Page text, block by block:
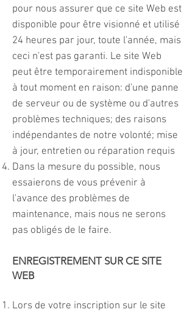
pour nous assurer que ce site Web est
disponible pour être visionné et utilisé
24 heures par jour, toute l'année, mais
ceci n'est pas garanti. Le site Web
peut être temporairement indisponible
à tout moment en raison: d'une panne
de serveur ou de système ou d'autres
problèmes techniques; des raisons
indépendantes de notre volonté; mise
à jour, entretien ou réparation requis
Dans la mesure du possible, nous
essaierons de vous prévenir à
l'avance des problèmes de
maintenance, mais nous ne serons
pas obligés de le faire.
ENREGISTREMENT SUR CE SITE
WEB
Lors de votre inscription sur le site